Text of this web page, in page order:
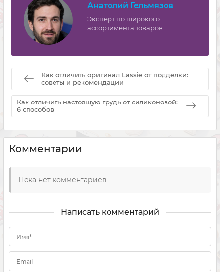
Анатолий Гельмязов
Эксперт по широкого
ассортимента товаров
Как отличить оригинал Lassie от подделки:
советы и рекомендации
Как отличить настоящую грудь от силиконовой:
6 способов
Комментарии
Пока нет комментариев
Написать комментарий
Имя*
Email